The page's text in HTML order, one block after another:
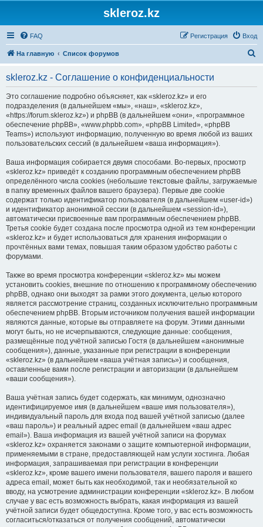
skleroz.kz
FAQ Вход
Регистрация
На главную Список форумов
skleroz.kz - Соглашение о конфиденциальности
Это соглашение подробно объясняет, как «skleroz.kz» и его
подразделения (в дальнейшем «мы», «наш», «skleroz.kz»,
«https://forum.skleroz.kz») и phpBB (в дальнейшем «они», «программное
обеспечение phpBB», «www.phpbb.com», «phpBB Limited», «phpBB
Teams») используют информацию, полученную во время любой из ваших
пользовательских сессий (в дальнейшем «ваша информация»).
Ваша информация собирается двумя способами. Во-первых, просмотр
«skleroz.kz» приведёт к созданию программным обеспечением phpBB
определённого числа cookies (небольшие текстовые файлы, загружаемые
в папку временных файлов вашего браузера). Первые две cookie
содержат только идентификатор пользователя (в дальнейшем «user-id»)
и идентификатор анонимной сессии (в дальнейшем «session-id»),
автоматически присвоенные вам программным обеспечением phpBB.
Третья cookie будет создана после просмотра одной из тем конференции
«skleroz.kz» и будет использоваться для хранения информации о
прочтённых вами темах, повышая таким образом удобство работы с
форумами.
Также во время просмотра конференции «skleroz.kz» мы можем
установить cookies, внешние по отношению к программному обеспечению
phpBB, однако они выходят за рамки этого документа, целью которого
является рассмотрение страниц, созданных исключительно программным
обеспечением phpBB. Вторым источником получения вашей информации
являются данные, которые вы отправляете на форум. Этими данными
могут быть, но не исчерпываются, следующие данные: сообщения,
размещённые под учётной записью Гостя (в дальнейшем «анонимные
сообщения»), данные, указанные при регистрации в конференции
«skleroz.kz» (в дальнейшем «ваша учётная запись») и сообщения,
оставленные вами после регистрации и авторизации (в дальнейшем
«ваши сообщения»).
Ваша учётная запись будет содержать, как минимум, однозначно
идентифицируемое имя (в дальнейшем «ваше имя пользователя»),
индивидуальный пароль для входа под вашей учётной записью (далее
«ваш пароль») и реальный адрес email (в дальнейшем «ваш адрес
email»). Ваша информация из вашей учётной записи на форумах
«skleroz.kz» охраняется законами о защите компьютерной информации,
применяемыми в стране, предоставляющей нам услуги хостинга. Любая
информация, запрашиваемая при регистрации в конференции
«skleroz.kz», кроме вашего имени пользователя, вашего пароля и вашего
адреса email, может быть как необходимой, так и необязательной ко
вводу, на усмотрение администрации конференции «skleroz.kz». В любом
случае у вас есть возможность выбрать, какая информация из вашей
учётной записи будет общедоступна. Кроме того, у вас есть возможность
согласиться/отказаться от получения сообщений, автоматически